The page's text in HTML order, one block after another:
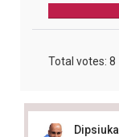
Total votes: 8